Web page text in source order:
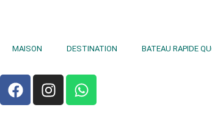
MAISON DESTINATION BATEAU RAPIDE